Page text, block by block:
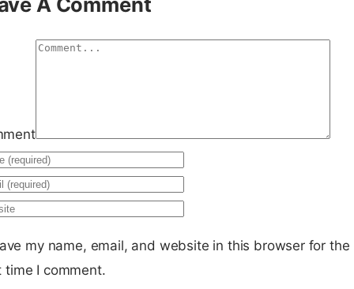
my name, email, and website in this browser for the
time I comment.